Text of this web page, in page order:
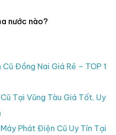
nước nào?
Đồng Nai Giá Rẻ – TOP 1
Tại Vũng Tàu Giá Tốt, Uy
Phát Điện Cũ Uy Tín Tại